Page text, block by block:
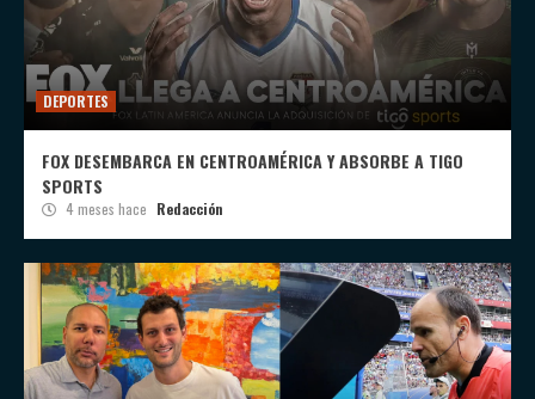
DEPORTES
FOX DESEMBARCA EN CENTROAMÉRICA Y ABSORBE A TIGO
SPORTS
4 meses hace Redacción